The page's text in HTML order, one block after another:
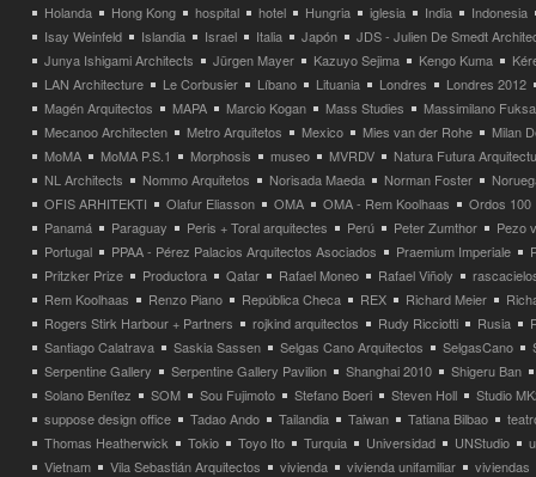
Holanda
Hong Kong hospital hotel Hungria iglesia India
Indonesia
Isay Weinfeld
Islandia Israel Italia Japón
JDS - Julien De Smedt
Junya Ishigami Architects
Jürgen Mayer Kazuyo Sejima Kengo Kuma
LAN Architecture
Le Corbusier Líbano Lituania Londres
Londres 2012
Magén Arquitectos
MAPA Marcio Kogan Mass Studies
Massimilano
Mecanoo Architecten
Metro Arquitetos Mexico Mies van der Rohe
Milan
MoMA
MoMA P.S.1 Morphosis museo MVRDV
Natura Futura
NL Architects
Nommo Arquitetos Norisada Maeda Norman Foster
OFIS ARHITEKTI
Olafur Eliasson OMA OMA - Rem Koolhaas
Ordos 100
Panamá
Paraguay Peris + Toral arquitectes Perú Peter Zumthor
Pezo
Portugal
PPAA - Pérez Palacios Arquitectos Asociados Praemium Imperiale
Pritzker Prize
Productora Qatar Rafael Moneo Rafael Viñoly
Rem Koolhaas
Renzo Piano República Checa REX Richard Meier
Rogers Stirk Harbour + Partners
rojkind arquitectos Rudy Ricciotti Rusia
Santiago Calatrava
Saskia Sassen Selgas Cano Arquitectos SelgasCano
Serpentine Gallery
Serpentine Gallery Pavilion Shanghai 2010
Shigeru Ban
Solano Benítez
SOM Sou Fujimoto Stefano Boeri Steven Holl
Studio
suppose design office
Tadao Ando Tailandia Taiwan Tatiana Bilbao
Thomas Heatherwick
Tokio Toyo Ito Turquia Universidad UNStudio
Vietnam
Vila Sebastián Arquitectos vivienda vivienda unifamiliar
viviendas